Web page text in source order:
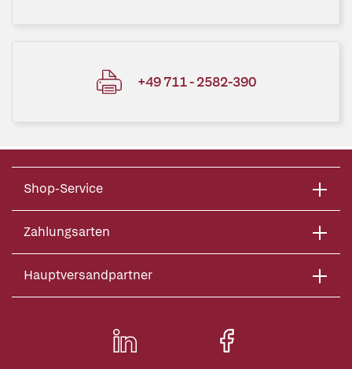
+49 711 - 2582-390
Shop-Service
Zahlungsarten
Hauptversandpartner